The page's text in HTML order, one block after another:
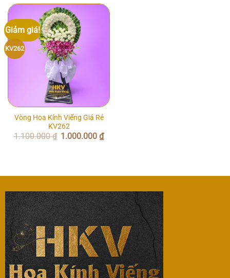
Giảm giá!
KV262
Vòng Hoa Kính Viếng Giá Rẻ
KV262
1.100.000₫ Giá
gốc
1.000.000₫Giá
hiện